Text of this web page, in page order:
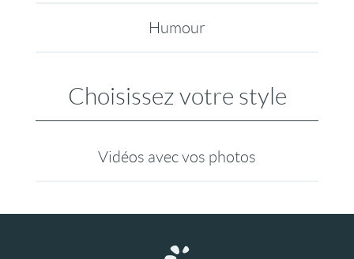
Humour
Choisissez votre style
Vidéos avec vos photos